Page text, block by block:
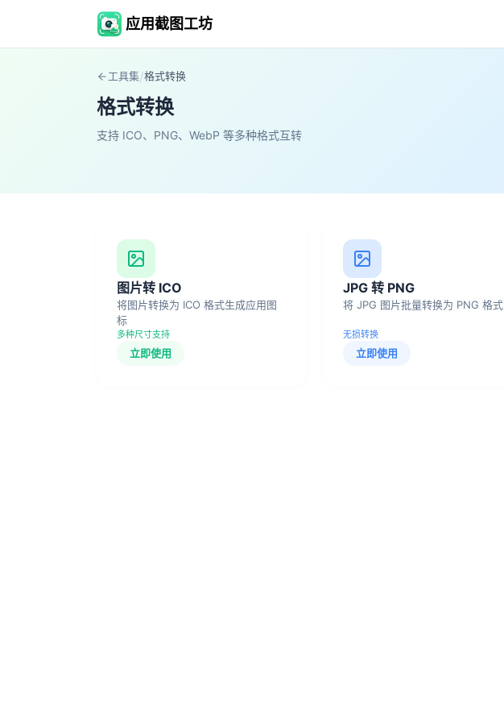
应用截图工坊
工具集/格式转换
格式转换
支持 ICO、PNG、WebP 等多种格式互转
图片转 ICO
将图片转换为 ICO 格式生成应用图
标
多种尺寸支持
立即使用
JPG 转 PNG
将 JPG 图片批量转换为 PNG 格式
无损转换
立即使用